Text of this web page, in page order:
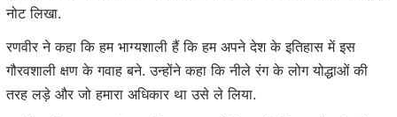
नोट लिखा.
रणवीर ने कहा कि हम भाग्यशाली हैं कि हम अपने देश के इतिहास में इस
गौरवशाली क्षण के गवाह बने. उन्होंने कहा कि नीले रंग के लोग योद्धाओं की
तरह लड़े और जो हमारा अधिकार था उसे ले लिया.